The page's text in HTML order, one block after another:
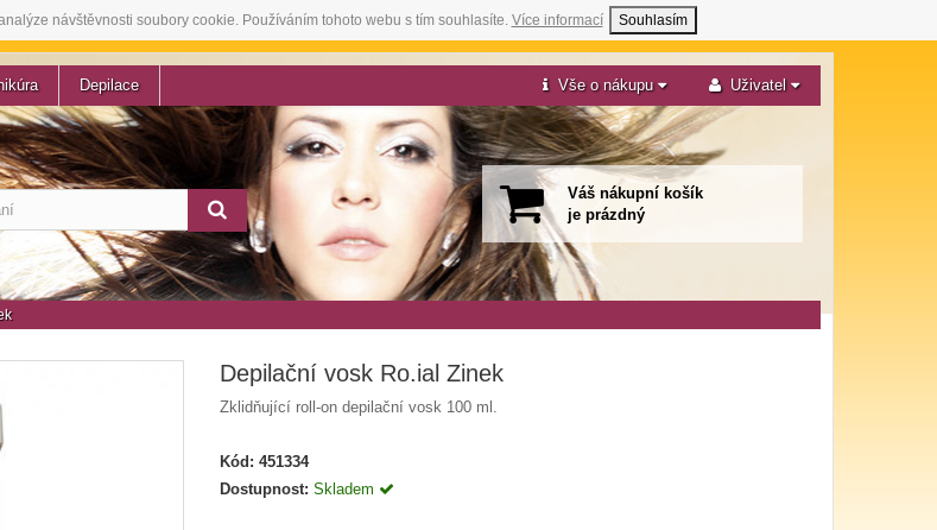
návštěvnosti soubory cookie. Používáním tohoto webu s tím souhlasíte. Více informací Souhlasím
Depilace Vše o nákupu Uživatel
Váš nákupní košík
je prázdný
Depilační vosk Ro.ial Zinek
Zklidňující roll-on depilační vosk 100 ml.
Kód: 451334
Dostupnost: Skladem